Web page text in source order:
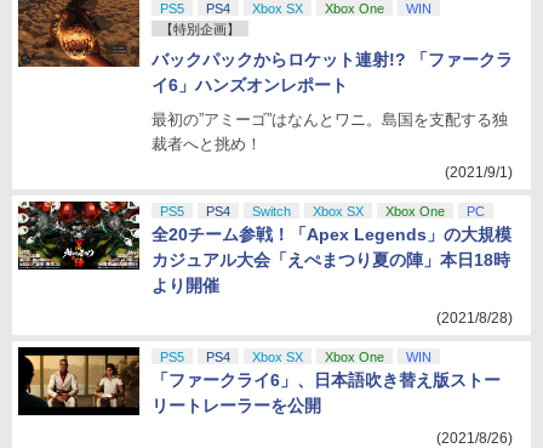
PS5 PS4 Xbox SX Xbox One
WIN
【特別企画】
バックパックからロケット連射!? 「ファークラ
イ6」ハンズオンレポート
最初の”アミーゴ”はなんとワニ。島国を支配する独
裁者へと挑め！
(2021/9/1)
PS5 PS4 Switch Xbox SX Xbox One PC
全20チーム参戦！「Apex Legends」の大規模
カジュアル大会「えぺまつり夏の陣」本日18時
より開催
(2021/8/28)
PS5 PS4 Xbox SX Xbox One WIN
「ファークライ6」、日本語吹き替え版ストー
リートレーラーを公開
(2021/8/26)